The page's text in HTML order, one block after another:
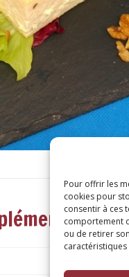
Pour offrir les
cookies pour
consentir à ces
comportement
ou de retirer